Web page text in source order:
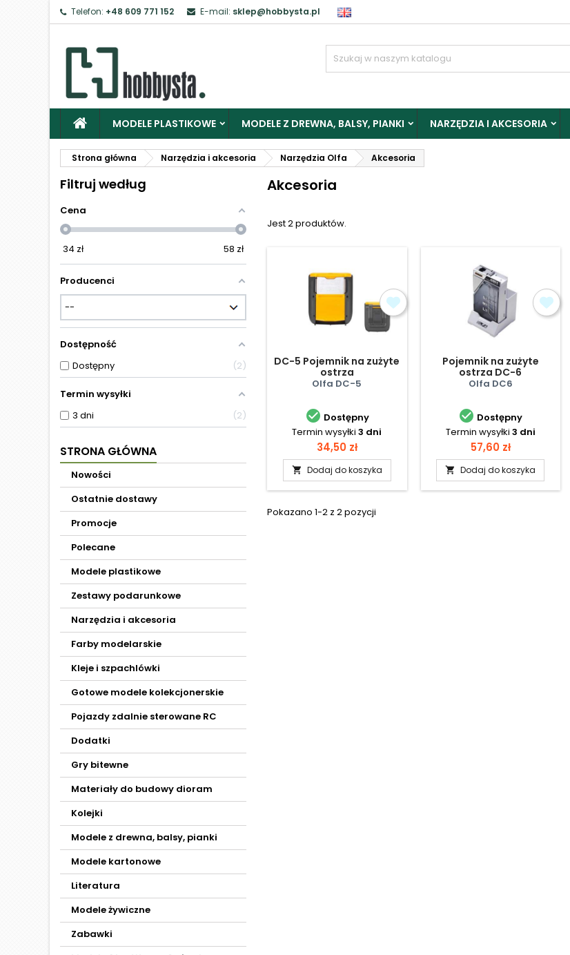
Telefon: +48 609 771 152 E-mail: sklep@hobbysta.pl
MODELE PLASTIKOWE MODELE Z DREWNA, BALSY, PIANKI NARZĘDZIA I AKCESORIA
Strona główna Narzędzia i akcesoria Narzędzia Olfa Akcesoria
Filtruj według
Cena
34 zł 58 zł
Producenci
Dostępność
Dostępny
2
Termin wysyłki
3 dni
2
STRONA GŁÓWNA
Nowości
Ostatnie dostawy
Promocje
Polecane
Modele plastikowe
Zestawy podarunkowe
Narzędzia i akcesoria
Farby modelarskie
Kleje i szpachlówki
Gotowe modele kolekcjonerskie
Pojazdy zdalnie sterowane RC
Dodatki
Gry bitewne
Materiały do budowy dioram
Kolejki
Modele z drewna, balsy, pianki
Modele kartonowe
Literatura
Modele żywiczne
Zabawki
Akcesoria
Jest 2 produktów.
DC-5 Pojemnik na zużyte
ostrza
Olfa DC-5
 Dostępny
Termin wysyłki 3 dni
Cena
34,50 zł
 Dodaj do koszyka
Pojemnik na zużyte
ostrza DC-6
Olfa DC6
 Dostępny
Termin wysyłki 3 dni
Cena
57,60 zł
 Dodaj do koszyka
Pokazano 1-2 z 2 pozycji
Zaloguj
Aby zapisać produkty do Schowka, musisz się zalogować.
Anuluj